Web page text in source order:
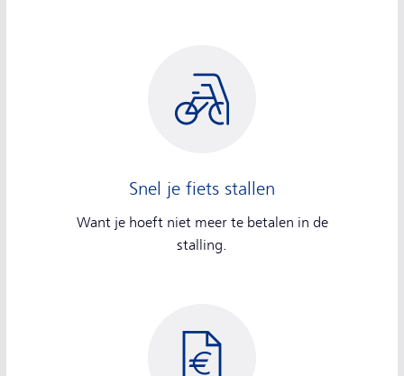
Snel je fiets stallen
Want je hoeft niet meer te betalen in de
stalling.